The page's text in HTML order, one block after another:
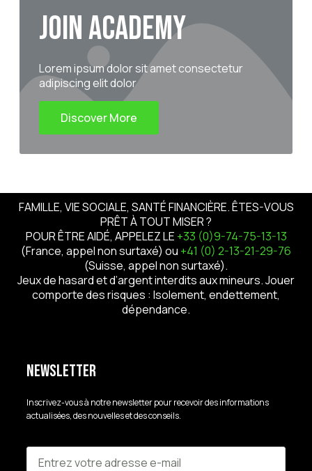
Join Academy
Lorem ipsum dolor sit amet consectetur
adipiscing elit dolor
Discover More
FAMILLE, VIE SOCIALE, SANTÉ FINANCIÈRE. ÊTES-VOUS
PRÊT À TOUT MISER ?
POUR ÊTRE AIDÉ, APPELEZ LE +33 (0)9-74-75-13-13
(France, appel non surtaxé) ou +41 (0) 2-13-21-29-76
(Suisse, appel non surtaxé).
Jeux de hasard et d’argent interdits aux mineurs. Jouer
comporte des risques : Isolement, endettement,
dépendance.
Newsletter
Inscrivez-vous à notre newsletter pour recevoir des informations
actualisées, des nouvelles et des conseils.